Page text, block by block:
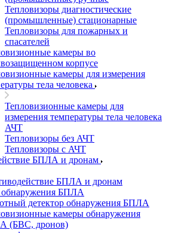
Тепловизоры диагностические
(промышленные) стационарные
Тепловизоры для пожарных и
спасателей
камеры во
корпусе
камеры для измерения
тела человека
Тепловизионные камеры для
измерения температуры тела человека
АЧТ
Тепловизоры без АЧТ
Тепловизоры с АЧТ
БПЛА и дронам
БПЛА и дронам
БПЛА
детектор обнаружения БПЛА
камеры обнаружения
(БВС, дронов)